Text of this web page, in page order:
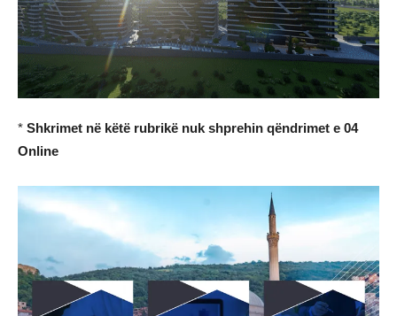
* Shkrimet në këtë rubrikë nuk shprehin qëndrimet e 04
Online